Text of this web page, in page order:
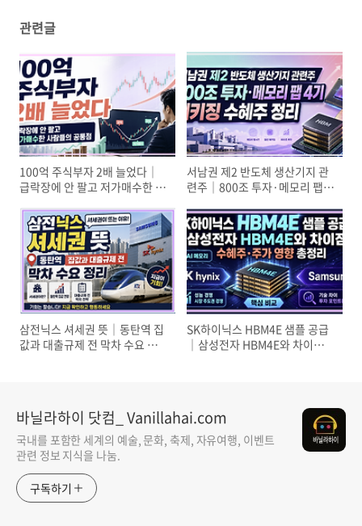
관련글
100억 주식부자 2배 늘었다｜
급락장에 안 팔고 저가매수한 사
서남권 제2 반도체 생산기지 관
련주｜800조 투자·메모리 팹 4
삼전닉스 셔세권 뜻｜동탄역 집
값과 대출규제 전 막차 수요 정
SK하이닉스 HBM4E 샘플 공급
｜삼성전자 HBM4E와 차이점·
바닐라하이 닷컴_ Vanillahai.com
국내를 포함한 세계의 예술, 문화, 축제, 자유여행, 이벤트
관련 정보 지식을 나눔.
구독하기